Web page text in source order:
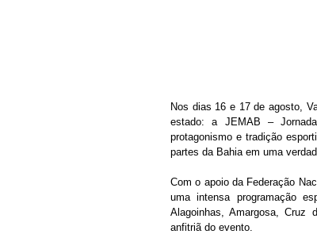
Nos dias 16 e 17 de agosto,
estado: a JEMAB –
protagonismo e tradição
partes da Bahia em uma
Com o apoio da Federação
uma intensa programação
Alagoinhas, Amargosa, Cruz
anfitriã do evento.